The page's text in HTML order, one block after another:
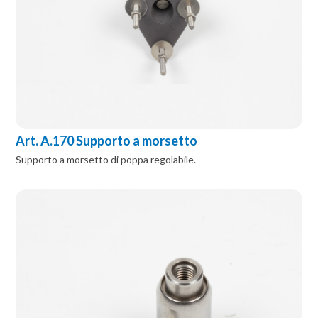
Art. A.170 Supporto a morsetto
Supporto a morsetto di poppa regolabile.